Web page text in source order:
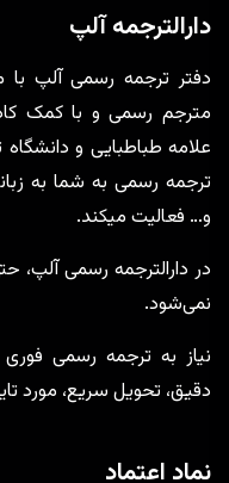
دارالترجمه آلپ
دفتر ترجمه رسمی آلپ
مترجم رسمی و با کمک
علامه طباطبایی و دانشگاه
ترجمه رسمی به شما به
و… فعالیت میکند.
در دارالترجمه رسمی
نمی‌شود.
نیاز به ترجمه رسمی
دقیق، تحویل سریع، مورد
نماد اعتماد